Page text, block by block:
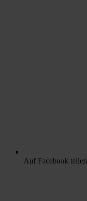
Auf Facebook teilen